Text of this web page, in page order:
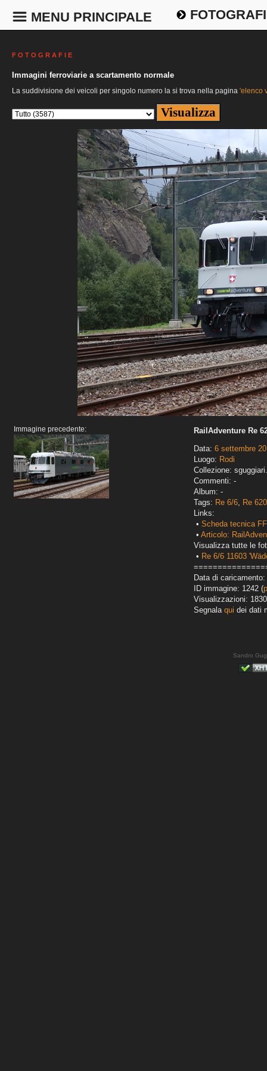
MENU PRINCIPALE
F O T O G R A F I E
Immagini ferroviarie a scartamento normale
La suddivisione dei veicoli per singolo numero la si trova nella pagina 'elenco
Immagine precedente:
RailAdventure Re
Data: 6 settembre
Luogo: Rodi
Collezione:
Commenti: -
Album: -
Tags: Re 6/6, Re 620
Links:
• Scheda tecnica
• Articolo:
Visualizza tutte le
• Re 6/6 11603
Data di caricamento:
ID immagine: 1242 (
Visualizzazioni: 1830
Segnala qui dei dati
Sandro